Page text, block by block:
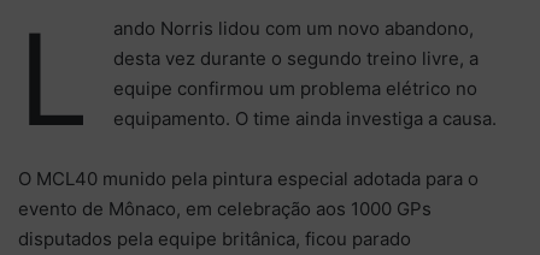
L
ando Norris lidou com um novo abandono,
desta vez durante o segundo treino livre, a
equipe confirmou um problema elétrico no
equipamento. O time ainda investiga a causa.
O MCL40 munido pela pintura especial adotada para o
evento de Mônaco, em celebração aos 1000 GPs
disputados pela equipe britânica, ficou parado